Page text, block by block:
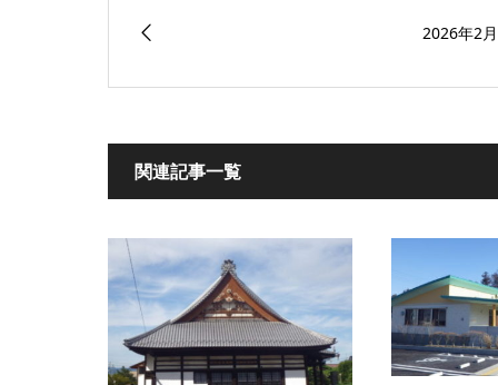
2026年2
関連記事一覧